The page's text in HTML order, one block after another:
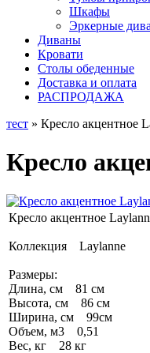
Шкафы
Эркерные
Диваны
Кровати
Столы обеденные
Доставка и оплата
РАСПРОДАЖА
тест » Кресло акцентное
Кресло
Кресло акцентное
Коллекция Laylanne
Размеры:
Длина, см 81 см
Высота, см 86 см
Ширина, см 99см
Объем, м3 0,51
Вес, кг 28 кг